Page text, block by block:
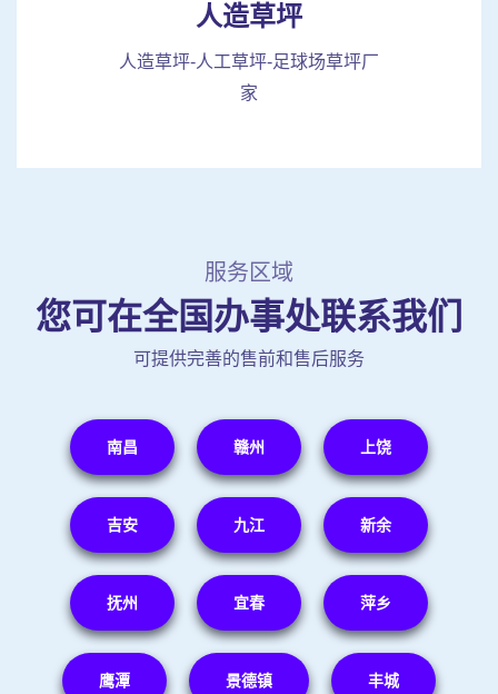
人造草坪
人造草坪-人工草坪-足球场草坪厂
家
服务区域
您可在全国办事处联系我们
可提供完善的售前和售后服务
南昌 赣州 上饶
吉安 九江 新余
抚州 宜春 萍乡
鹰潭 景德镇 丰城